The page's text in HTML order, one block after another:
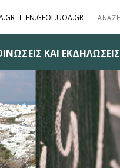
EN.GEOL.UOA.GR
ΚΑΙ ΕΚΔΗΛΩΣΕΙΣ